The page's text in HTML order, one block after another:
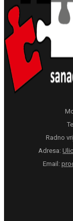
Radno
Adresa:
Email: